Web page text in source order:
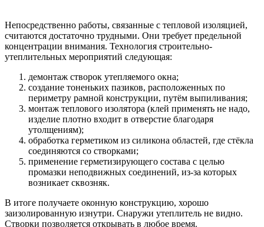
Непосредственно работы, связанные с тепловой изоляцией,
считаются достаточно трудными. Они требует предельной
концентрации внимания. Технология строительно-
утеплительных мероприятий следующая:
демонтаж створок утепляемого окна;
создание тоненьких пазиков, расположенных по
периметру рамной конструкции, путём выпиливания;
монтаж теплового изолятора (клей применять не надо,
изделие плотно входит в отверстие благодаря
утолщениям);
обработка герметиком из силикона областей, где стёкла
соединяются со створками;
применение герметизирующего состава с целью
промазки неподвижных соединений, из-за которых
возникает сквозняк.
В итоге получаете оконную конструкцию, хорошо
заизолированную изнутри. Снаружи утеплитель не видно.
Створки позволяется открывать в любое время.